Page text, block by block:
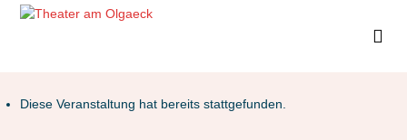
Diese Veranstaltung hat bereits stattgefunden.